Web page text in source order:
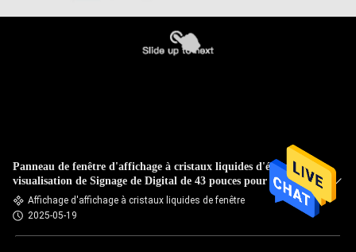
Panneau de fenêtre d'affichage à cristaux liquides d'écran de
visualisation de Signage de Digital de 43 pouces pour le
moniteur 2500nits de Digital de magasin
Affichage d'affichage à cristaux liquides de fenêtre
2025-05-19